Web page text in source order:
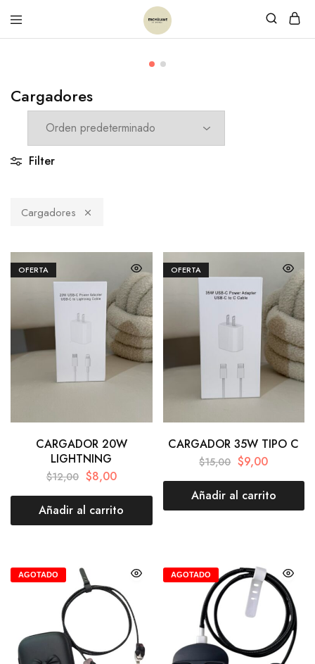
Cargadores
Filter
Cargadores
OFERTA
CARGADOR 20W
LIGHTNING
$12,00 $8,00
Añadir al carrito
OFERTA
CARGADOR 35W TIPO C
$15,00 $9,00
Añadir al carrito
AGOTADO AGOTADO